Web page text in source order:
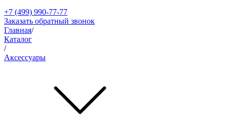
+7 (499) 990-77-77
Заказать обратный звонок
Главная/
Каталог
/
Аксессуары